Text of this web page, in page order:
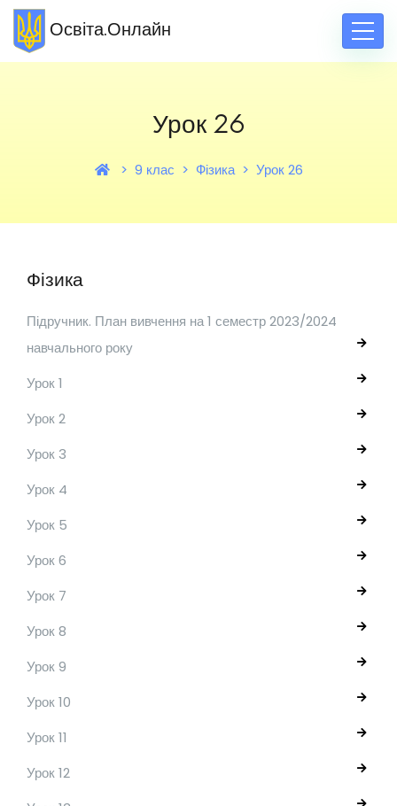
Освіта.Онлайн
Урок 26
9 клас Фізика Урок 26
Фізика
Підручник. План вивчення на 1 семестр 2023/2024
навчального року
Урок 1
Урок 2
Урок 3
Урок 4
Урок 5
Урок 6
Урок 7
Урок 8
Урок 9
Урок 10
Урок 11
Урок 12